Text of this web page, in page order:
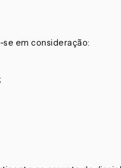
em consideração: